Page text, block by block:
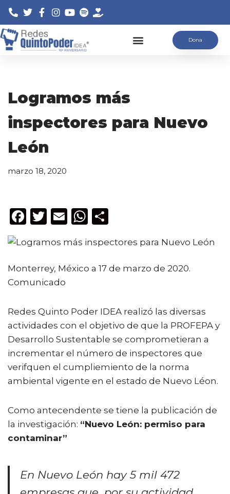
Saltar
al
Dona
Logramos más
inspectores para Nuevo
León
marzo 18, 2020
F
c
e
b
o
k
T
it
te
r
E
ai
l
W
a
ts
p
m
p
r
Monterrey, México a 17 de marzo de 2020.
Comunicado
Redes Quinto Poder IDEA realizó las diversas
actividades con el objetivo de que la PROFEPA y
Desarrollo Sustentable se comprometieran a
incrementar el número de inspectores que
verifquen el cumpliemiento de la norma
ambiental vigente en el estado de Nuevo Léon.
Como antecendente se tiene la publicación de
la investigación: “Nuevo León: permiso para
contaminar”
En Nuevo León hay 5 mil 472